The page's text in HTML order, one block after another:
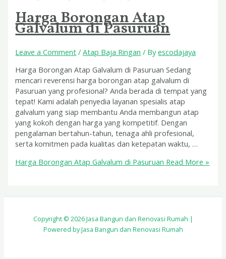
Harga Borongan Atap
Galvalum di Pasuruan
Leave a Comment /Atap Baja Ringan / Byescodajaya
Harga Borongan Atap Galvalum di Pasuruan Sedang
mencari reverensi harga borongan atap galvalum di
Pasuruan yang profesional? Anda berada di tempat yang
tepat! Kami adalah penyedia layanan spesialis atap
galvalum yang siap membantu Anda membangun atap
yang kokoh dengan harga yang kompetitif. Dengan
pengalaman bertahun-tahun, tenaga ahli profesional,
serta komitmen pada kualitas dan ketepatan waktu, …
Harga Borongan Atap Galvalum di Pasuruan Read More »
Copyright © 2026 Jasa Bangun dan Renovasi Rumah |
Powered by Jasa Bangun dan Renovasi Rumah